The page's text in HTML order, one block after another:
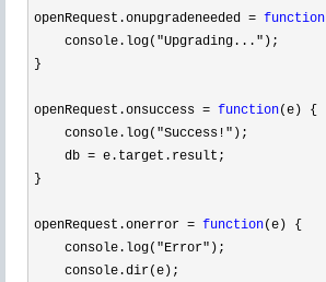
openRequest.onupgradeneeded = function
    console.log(
"Upgrading..." );
}
openRequest.onsuccess = function(e) {
    console.log(
"Success!" );
    db
= e.target.result;
}
openRequest.onerror = function(e) {
    console.log(
"Error" );
    console.dir(e);